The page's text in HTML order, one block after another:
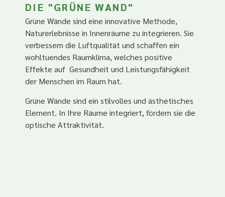
DIE "GRÜNE WAND"
Grüne Wände sind eine innovative Methode,
Naturerlebnisse in Innenräume zu integrieren. Sie
verbessern die Luftqualität und schaffen ein
wohltuendes Raumklima, welches positive
Effekte auf Gesundheit und Leistungsfähigkeit
der Menschen im Raum hat.
Grüne Wände sind ein stilvolles und ästhetisches
Element. In Ihre Räume integriert, fördern sie die
optische Attraktivität.